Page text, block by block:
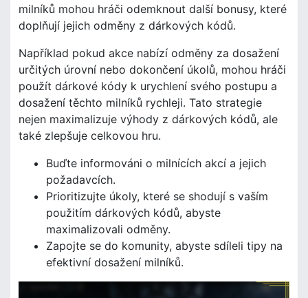
milníků mohou hráči odemknout další bonusy, které
doplňují jejich odměny z dárkových kódů.
Například pokud akce nabízí odměny za dosažení
určitých úrovní nebo dokončení úkolů, mohou hráči
použít dárkové kódy k urychlení svého postupu a
dosažení těchto milníků rychleji. Tato strategie
nejen maximalizuje výhody z dárkových kódů, ale
také zlepšuje celkovou hru.
Buďte informováni o milnících akcí a jejich
požadavcích.
Prioritizujte úkoly, které se shodují s vaším
použitím dárkových kódů, abyste
maximalizovali odměny.
Zapojte se do komunity, abyste sdíleli tipy na
efektivní dosažení milníků.